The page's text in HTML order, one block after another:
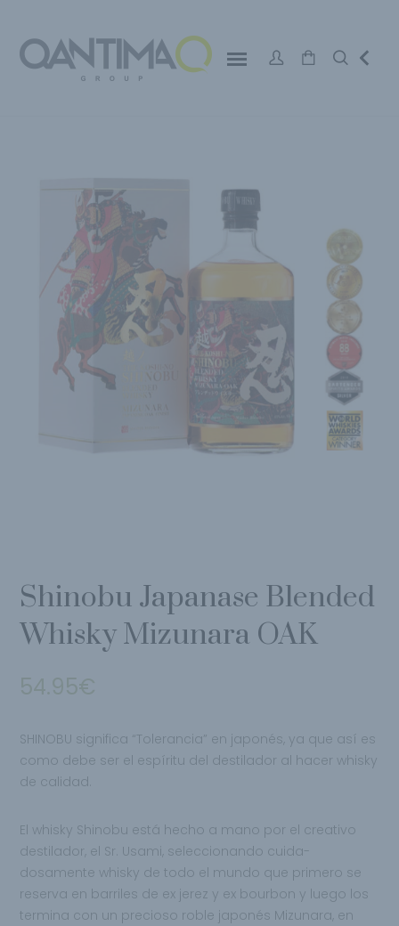
Shinobu Japanase Blended
Whisky Mizunara OAK
54.95€
SHINOBU significa “Tolerancia” en japonés, ya que así es
como debe ser el espíritu del destilador al hacer whisky
de calidad.
El whisky Shinobu está hecho a mano por el creativo
destilador, el Sr. Usami, seleccionando cuida-
dosamente whisky de todo el mundo que primero se
reserva en barriles de ex jerez y ex bourbon y luego los
termina con un precioso roble japonés Mizunara, en